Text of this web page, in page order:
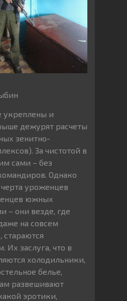
укреплены и
дежурят расчеты
зенитно-
За чистотой в
сами – без
Однако
уроженцев
южных
– они везде, где
на совсем
стараются
Их заслуга, что в
холодильники,
белье,
развешивают
эротики,